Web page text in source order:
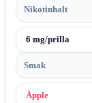
Nikotinhalt
6 mg/prilla
Smak
Äpple